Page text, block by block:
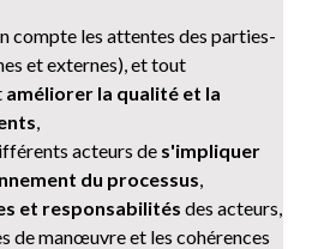
compte les attentes des parties-
et externes), et tout
améliorer la qualité et la
acteurs de s'impliquer
du processus
et responsabilités des acteurs,
de manœuvre et les cohérences